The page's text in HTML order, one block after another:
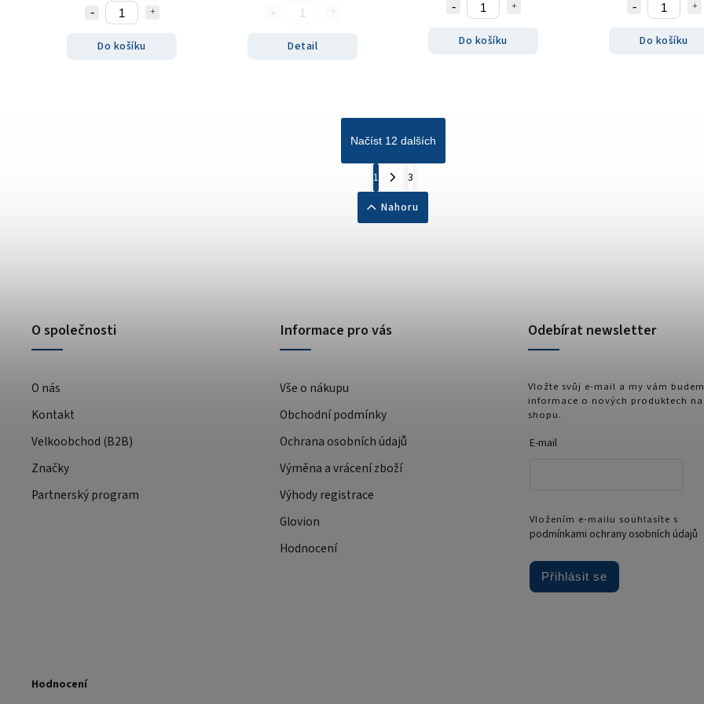
Do košíku Detail Do košíku Do košíku
Načíst 12 dalších
1
3
Nahoru
O společnosti
O nás
Kontakt
Velkoobchod (B2B)
Značky
Partnerský program
Informace pro vás
Vše o nákupu
Obchodní podmínky
Ochrana osobních údajů
Výměna a vrácení zboží
Výhody registrace
Glovion
Hodnocení
Odebírat newsletter
Vložte svůj e-mail a my vám
informace o nových produktech na
shopu.
E-mail
Vložením e-mailu souhlasíte s
podmínkami ochrany osobních údajů
Přihlásit se
Hodnocení